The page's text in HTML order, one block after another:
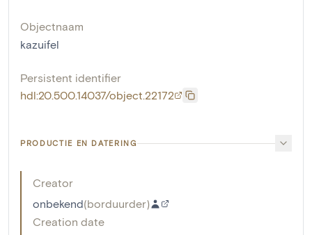
Objectnaam
kazuifel
Persistent identifier
hdl:20.500.14037/object.22172
PRODUCTIE EN DATERING
Creator
onbekend(borduurder)
Creation date